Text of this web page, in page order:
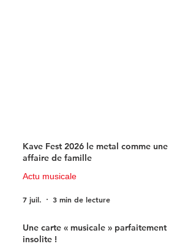
Kave Fest 2026 le metal comme une
affaire de famille
Actu musicale
7 juil. 3 min de lecture
Une carte « musicale » parfaitement
insolite !